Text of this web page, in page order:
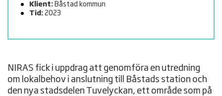
Klient: Båstad kommun
Tid: 2023
NIRAS fick i uppdrag att genomföra en utredning
om lokalbehov i anslutning till Båstads station och
den nya stadsdelen Tuvelyckan, ett område som på